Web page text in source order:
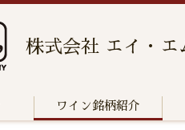
株式会社 エイ・エ
ワイン銘柄紹介